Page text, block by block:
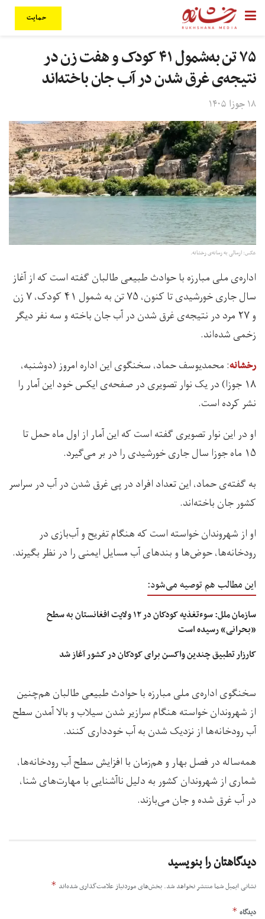
حمایت
۷۵ تن به‌شمول ۴۱ کودک و هفت زن در
نتیجه‌ی غرق شدن در آب جان باخته‌اند
۱۸ جوزا ۱۴۰۵
عکس: ارسالی به رسانه‌ی رخشانه.
اداره‌ی ملی مبارزه با حوادث طبیعی طالبان گفته است که از آغاز
سال جاری خورشیدی تا کنون، ۷۵ تن به شمول ۴۱ کودک، ۷ زن
و ۲۷ مرد در نتیجه‌ی غرق شدن در آب جان باخته و سه نفر دیگر
زخمی شده‌اند.
رخشانه: محمدیوسف حماد، سخنگوی این اداره امروز (دوشنبه،
۱۸ جوزا) در یک نوار تصویری در صفحه‌ی ایکس خود این آمار را
نشر کرده است.
او در این نوار تصویری گفته است که این آمار از اول ماه حمل تا
۱۵ ماه جوزا سال جاری خورشیدی را در بر می‌گیرد.
به گفته‌ی حماد، این تعداد افراد در پی غرق شدن در آب در سراسر
کشور جان باخته‌اند.
او از شهروندان خواسته است که هنگام تفریح و آب‌بازی در
رودخانه‌ها، حوض‌ها و بندهای آب مسایل ایمنی را در نظر بگیرند.
این مطالب هم توصیه می‌شود:
سازمان ملل: سوءتغذیه کودکان در ۱۲ ولایت‌ افغانستان به سطح
«بحرانی» رسیده است
کارزار تطبیق چندین واکسن برای کودکان در کشور آغاز شد
سخنگوی اداره‌ی ملی مبارزه با حوادث طبیعی طالبان هم‌چنین
از شهروندان خواسته هنگام سرازیر شدن سیلاب و بالا آمدن سطح
آب رودخانه‌ها از نزدیک شدن به آب خودداری کنند.
همه‌ساله در فصل بهار و هم‌زمان با افزایش سطح آب رودخانه‌ها،
شماری از شهروندان کشور به دلیل ناآشنایی با مهارت‌های شنا،
در آب غرق شده و جان می‌بازند.
دیدگاهتان را بنویسید
نشانی ایمیل شما منتشر نخواهد شد. بخش‌های موردنیاز علامت‌گذاری شده‌اند *
دیدگاه *